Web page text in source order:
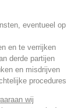
eventueel op
en te verrijken
derde partijen
en misdrijven
procedures
wij